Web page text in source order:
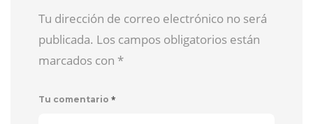
Tu dirección de correo electrónico no será
publicada. Los campos obligatorios están
marcados con *
Tu comentario *